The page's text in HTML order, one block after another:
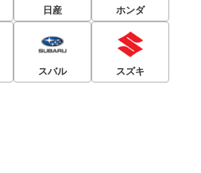
日産 ホンダ
スバル スズキ